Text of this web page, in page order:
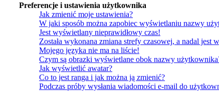
Preferencje i ustawienia użytkownika
Jak zmienić moje ustawienia?
W jaki sposób można zapobiec wyświetlaniu nazwy
Jest wyświetlany nieprawidłowy czas!
Została wykonana zmiana strefy czasowej, a nadal jest
Mojego języka nie ma na liście!
Czym są obrazki wyświetlane obok nazwy
Jak wyświetlić awatar?
Co to jest ranga i jak można ją zmienić?
Podczas próby wysłania wiadomości e-mail do